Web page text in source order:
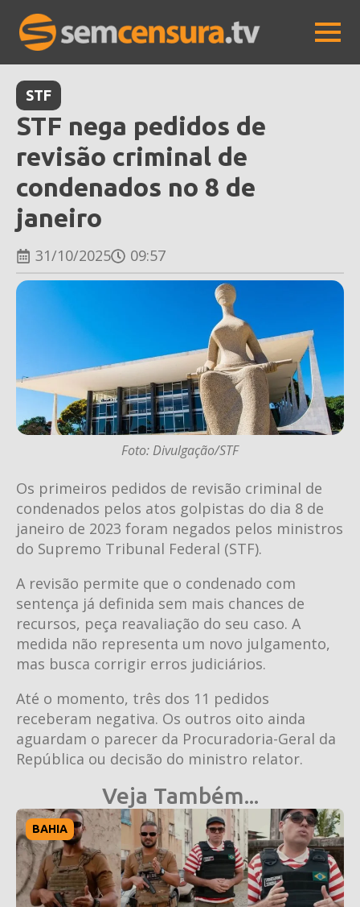
STF
STF nega pedidos de
revisão criminal de
condenados no 8 de
janeiro
31/10/2025 09:57
Foto: Divulgação/STF
Os primeiros pedidos de revisão criminal de
condenados pelos atos golpistas do dia 8 de
janeiro de 2023 foram negados pelos ministros
do Supremo Tribunal Federal (STF).
A revisão permite que o condenado com
sentença já definida sem mais chances de
recursos, peça reavaliação do seu caso. A
medida não representa um novo julgamento,
mas busca corrigir erros judiciários.
Até o momento, três dos 11 pedidos
receberam negativa. Os outros oito ainda
aguardam o parecer da Procuradoria-Geral da
República ou decisão do ministro relator.
Veja Também...
BAHIA